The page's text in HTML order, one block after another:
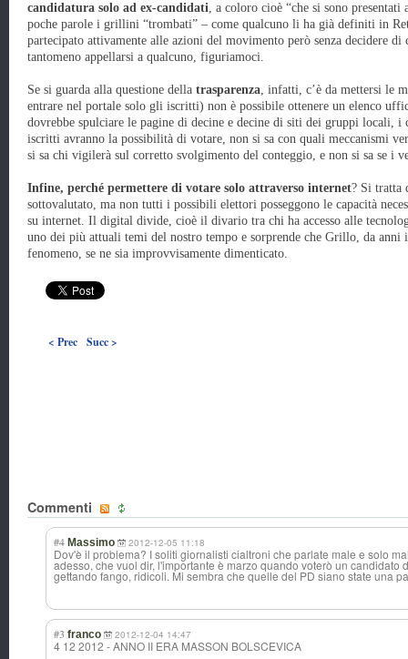
candidatura solo ad ex-candidati, a coloro cioè “che si sono
poche parole i grillini “trombati” – come qualcuno li ha già definiti in
partecipato attivamente alle azioni del movimento però senza decidere
tantomeno appellarsi a qualcuno, figuriamoci.
Se si guarda alla questione della trasparenza, infatti, c’è da mettersi le
entrare nel portale solo gli iscritti) non è possibile ottenere un elenco
dovrebbe spulciare le pagine di decine e decine di siti dei gruppi locali, i
iscritti avranno la possibilità di votare, non si sa con quali meccanismi
si sa chi vigilerà sul corretto svolgimento del conteggio, e non si sa se i
Infine, perché permettere di votare solo attraverso internet? Si tratta
sottovalutato, ma non tutti i possibili elettori posseggono le capacità
su internet. Il digital divide, cioè il divario tra chi ha accesso alle
uno dei più attuali temi del nostro tempo e sorprende che Grillo, da anni
fenomeno, se ne sia improvvisamente dimenticato.
< Prec Succ >
Commenti
#4 Massimo 2012-12-05 11:18
Dov'è il problema? I soliti giornalisti cialtroni che parlate male e solo
adesso, che vuol dir, l'importante è marzo quando voterò un candidato
gettando fango, ridicoli. Mi sembra che quelle del PD siano state una
#3 franco 2012-12-04 14:47
4 12 2012 - ANNO II ERA MASSON BOLSCEVICA